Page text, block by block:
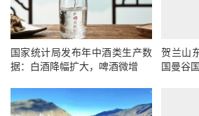
国家统计局发布年中酒类生产数
据：白酒降幅扩大，啤酒微增
贺兰山
国曼谷